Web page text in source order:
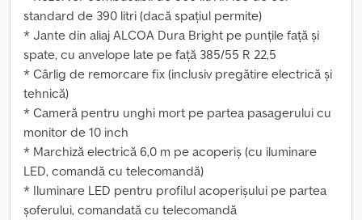
standard de 390 litri (dacă spațiul permite)
* Jante din aliaj ALCOA Dura Bright pe punțile față și
spate, cu anvelope late pe față 385/55 R 22,5
* Cârlig de remorcare fix (inclusiv pregătire electrică și
tehnică)
* Cameră pentru unghi mort pe partea pasagerului cu
monitor de 10 inch
* Marchiză electrică 6,0 m pe acoperiș (cu iluminare
LED, comandă cu telecomandă)
* Iluminare LED pentru profilul acoperișului pe partea
șoferului, comandată cu telecomandă